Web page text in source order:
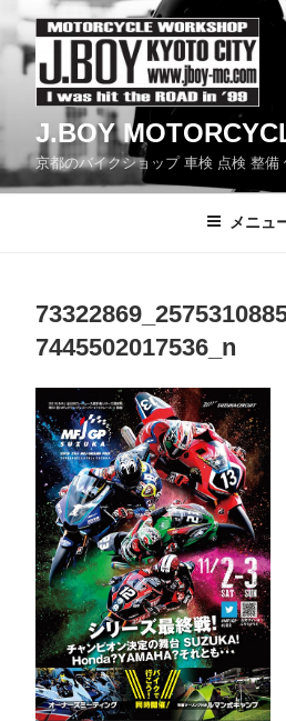
ン
へ
J.BOY
京都のバイクショップ 車検 点検 整備
メニュ
7445502017536_n